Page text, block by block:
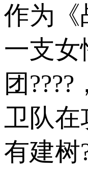
作为《
一支女
团
卫队
有建树